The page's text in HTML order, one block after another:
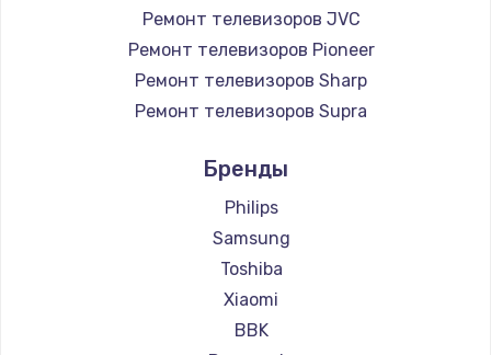
1100 руб.
Заказать
Замена шим-контроллера
Заказать
Настройка Wi-Fi
1030 руб.
Заказать
Ремонт телевизоров JVC
Ремонт телевизоров Pioneer
Ремонт телевизоров Sharp
Ремонт телевизоров Supra
Ремонт телевизоров Hisense
Ремонт телевизоров Daewoo
Ремонт телевизоров Centek
Ремонт телевизоров Telefunken
Ремонт телевизоров Hyundai
Ремонт телевизоров Doffler
Бренды
Philips
Samsung
Toshiba
Xiaomi
BBK